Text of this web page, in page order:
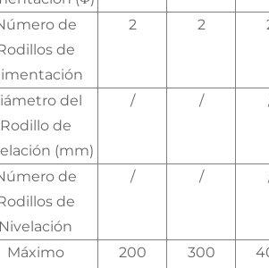
de
de
2 2
del
Rodillo de
(mm)
/ /
de
de
/ /
Máximo
200 300